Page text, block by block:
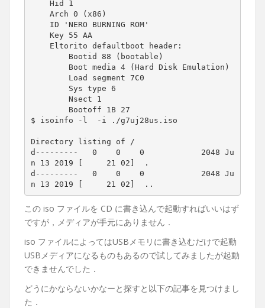
$ isoinfo -l  -i ./g7uj28us.iso
Directory listing of /
d---------   0    0    0            2048 Ju
n 13 2019 [     21 02]  .
d---------   0    0    0            2048 Ju
n 13 2019 [     21 02]  ..
この iso ファイルを CD に書き込んで起動すればいいはず
ですが，メディアが手元にありません．
iso ファイルによってはUSBメモリに書き込むだけで起動
USBメディアになるものもあるので試してみましたが起動
できませんでした．
どうにかならないかなーと探すと以下の記事を見つけまし
た．